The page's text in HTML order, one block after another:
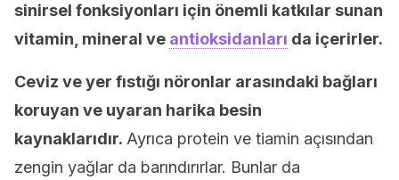
sinirsel fonksiyonları için önemli katkılar sunan
vitamin, mineral ve antioksidanları da içerirler.
Ceviz ve yer fıstığı nöronlar arasındaki bağları
koruyan ve uyaran harika besin
kaynaklarıdır. Ayrıca protein ve tiamin açısından
zengin yağlar da barındırırlar. Bunlar da